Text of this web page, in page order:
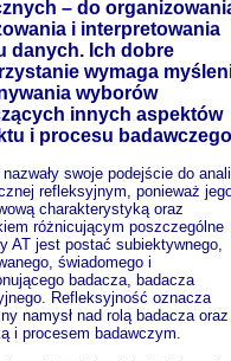
– do
i interpretowania
danych. Ich dobre
wymaga
wyborów
innych aspektów
i procesu
swoje podejście do
refleksyjnym, ponieważ
charakterystyką oraz
różnicującym poszczególne
AT jest postać subiektywnego,
świadomego i
badacza, badacza
Refleksyjność oznacza
namysł nad rolą badacza oraz
i procesem badawczym.